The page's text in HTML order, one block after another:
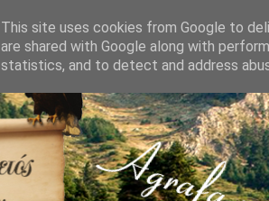
This site uses cookies from Google to
are shared with Google along with
statistics, and to detect and address